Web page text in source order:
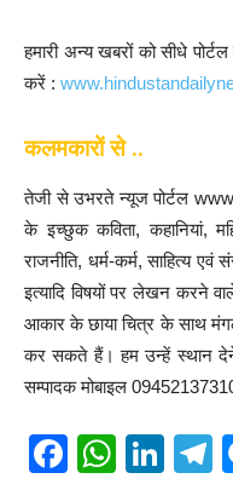
हमारी अन्य खबरों को सीधे
करें :
कलमकारों से ..
तेजी से उभरते न्यूज पोर्टल
के इच्छुक कविता, कहानियां,
राजनीति, धर्म-कर्म, साहित्य
इत्यादि विषयों पर लेखन करने
आकार के छाया चित्र के साथ
कर सकते हैं। हम उन्हें स्थान देने
सम्पादक मोबाइल
F
W
Li